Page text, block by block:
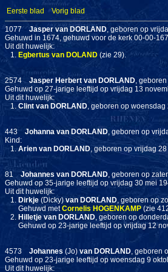
Eerste blad Vorig blad
1077Jasper van DORLAND, geboren op
Gehuwd in 1674, gehuwd voor de kerk 00-00-
Uit dit huwelijk:
1. Egbertus van DOLAND (zie 29).
2574Jasper Herbert van DORLAND,
Gehuwd op 27-jarige leeftijd op vrijdag 13
Uit dit huwelijk:
1. Clint van DORLAND, geboren op woensdag
443 Johanna van DORLAND, geboren op
Kind:
1.Arien van DORLAND, geboren op vrijdag
81 Johannes van DORLAND, geboren op
Gehuwd op 35-jarige leeftijd op vrijdag 30 mei
Uit dit huwelijk:
1. Dirkje (Dicky) van DORLAND, geboren op
Gehuwd metCornelis HOGENKAMP (zie
2. Hilletje van DORLAND, geboren op
Gehuwd op 23-jarige leeftijd op vrijdag 12
4573 Johannes (Jo) van DORLAND, geboren
Gehuwd op 23-jarige leeftijd op woensdag 9
Uit dit huwelijk: